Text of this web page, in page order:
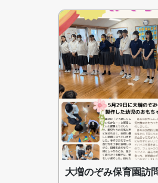
大増のぞみ保育園訪問